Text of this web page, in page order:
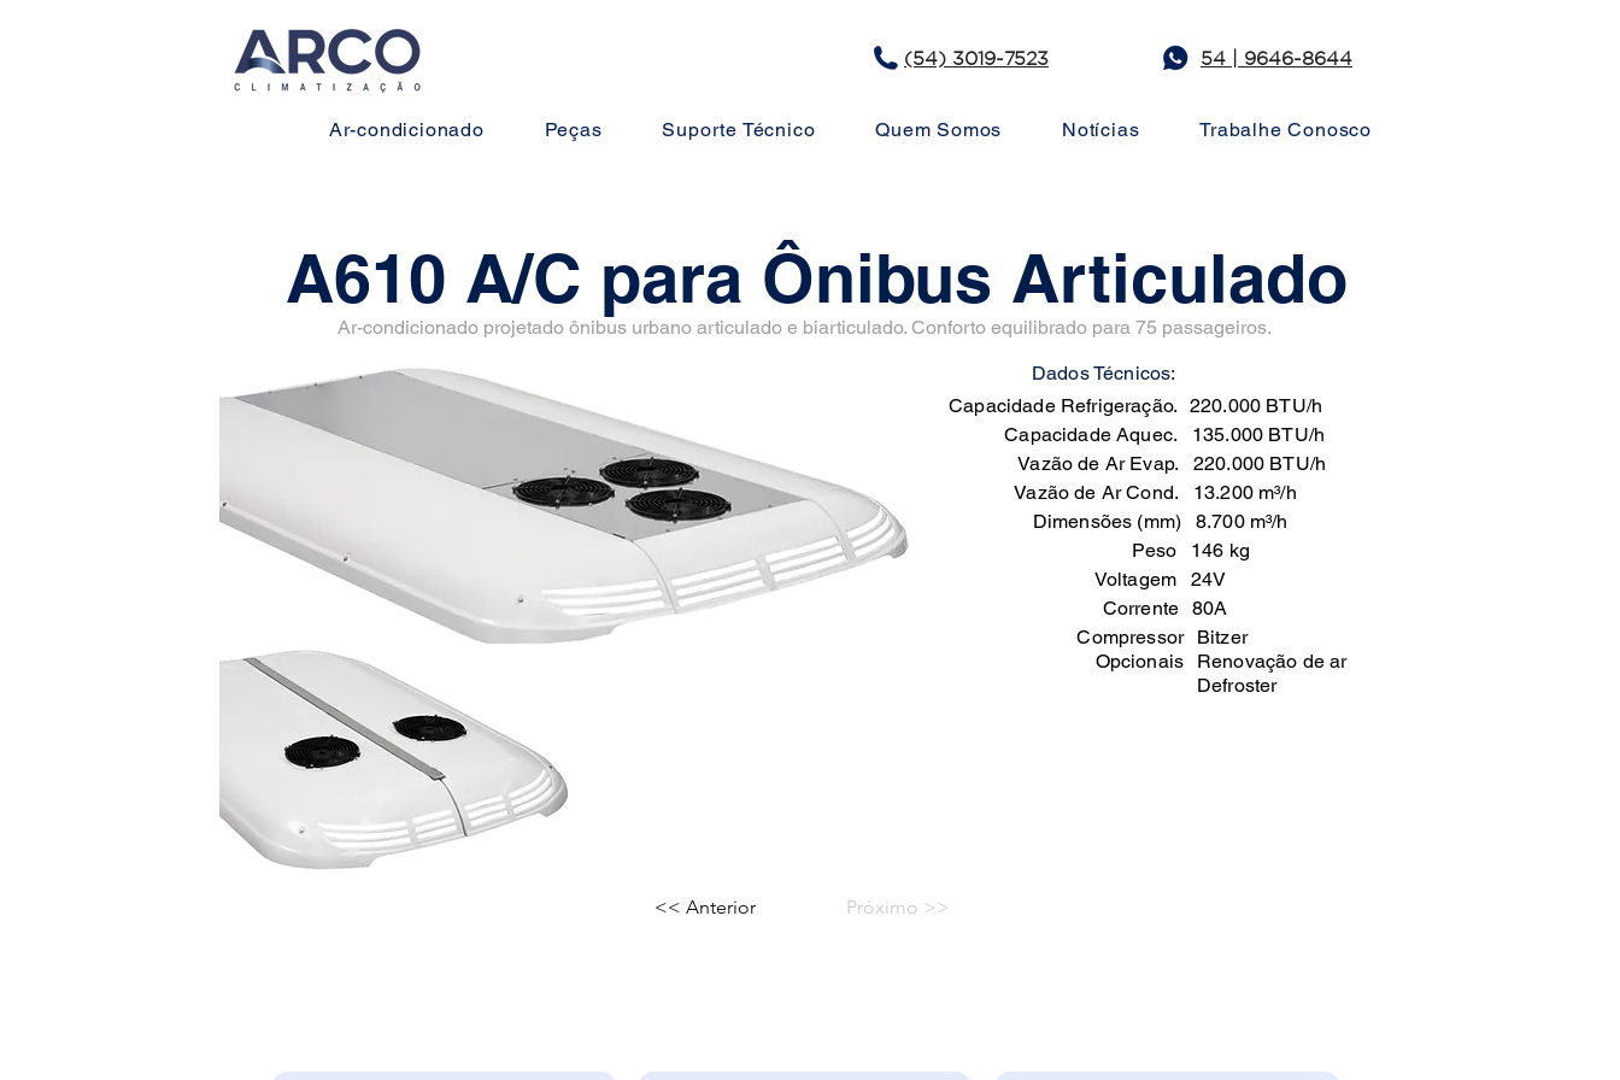
(54) 3019-7523 54 | 9646-8644
Ar-condicionado Peças Suporte Técnico Quem Somos Notícias Trabalhe Conosco
A610 A/C para Ônibus Articulado
Ar-condicionado projetado ônibus urbano articulado e biarticulado. Conforto equilibrado para 75 passageiros.
Dados Técnicos:
Capacidade Refrigeração.
Capacidade Aquec.
Vazão de Ar Evap.
Vazão de Ar Cond.
Dimensões (mm)
Peso
Voltagem
Corrente
Compressor
220.000 BTU/h
135.000 BTU/h
220.000 BTU/h
13.200 m³/h
8.700 m³/h
146 kg
24V
80A
Bitzer
Opcionais
Renovação de ar
Defroster
<< Anterior Próximo >>